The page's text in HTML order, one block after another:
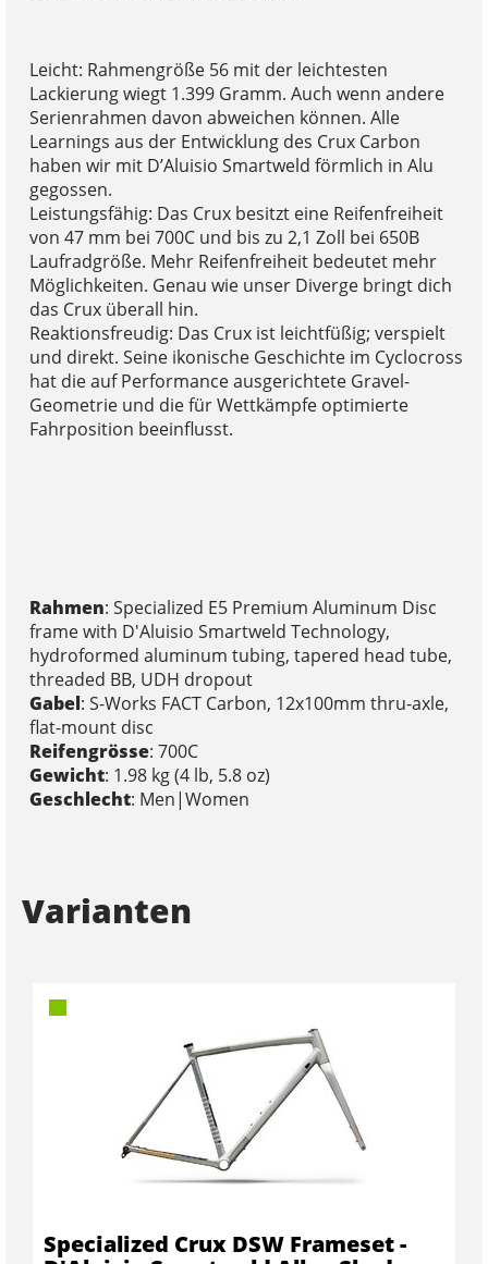
Leicht: Rahmengröße 56 mit der leichtesten
Lackierung wiegt 1.399 Gramm. Auch wenn andere
Serienrahmen davon abweichen können. Alle
Learnings aus der Entwicklung des Crux Carbon
haben wir mit D’Aluisio Smartweld förmlich in Alu
gegossen.
Leistungsfähig: Das Crux besitzt eine Reifenfreiheit
von 47 mm bei 700C und bis zu 2,1 Zoll bei 650B
Laufradgröße. Mehr Reifenfreiheit bedeutet mehr
Möglichkeiten. Genau wie unser Diverge bringt dich
das Crux überall hin.
Reaktionsfreudig: Das Crux ist leichtfüßig; verspielt
und direkt. Seine ikonische Geschichte im Cyclocross
hat die auf Performance ausgerichtete Gravel-
Geometrie und die für Wettkämpfe optimierte
Fahrposition beeinflusst.
Rahmen: Specialized E5 Premium Aluminum Disc
frame with D'Aluisio Smartweld Technology,
hydroformed aluminum tubing, tapered head tube,
threaded BB, UDH dropout
Gabel: S-Works FACT Carbon, 12x100mm thru-axle,
flat-mount disc
Reifengrösse: 700C
Gewicht: 1.98 kg (4 lb, 5.8 oz)
Geschlecht: Men|Women
Varianten
Specialized Crux DSW Frameset -